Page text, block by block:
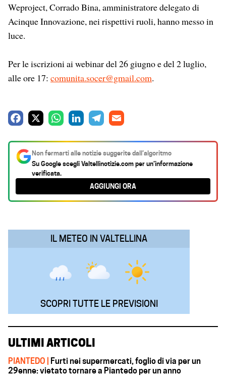
Weproject, Corrado Bina, amministratore delegato di
Acinque Innovazione, nei rispettivi ruoli, hanno messo in
luce.
Per le iscrizioni ai webinar del 26 giugno e del 2 luglio,
alle ore 17: comunita.socer@gmail.com.
c
e
b
o
X
W
t
s
A
k
e
d
e
g
r
a
i
l
Non fermarti alle notizie suggerite dall’algoritmo
Su Google scegliValtellinotizie.comper un’informazione
verificata.
AGGIUNGI ORA
IL METEO IN VALTELLINA
SCOPRI TUTTE LE PREVISIONI
ULTIMI ARTICOLI
PIANTEDO | Furti nei supermercati, foglio di via per un
29enne: vietato tornare a Piantedo per un anno